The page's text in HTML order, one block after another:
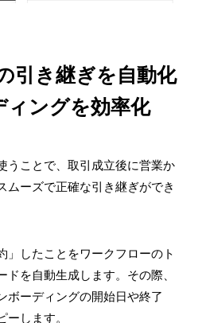
引き継ぎを自動化
ィングを効率化
うことで、取引成立後に営業か
ムーズで正確な引き継ぎができ
」したことをワークフローのト
ドを自動生成します。その際、
ボーディングの開始日や終了
ーします。